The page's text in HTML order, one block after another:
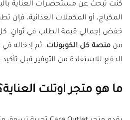
كنت تبحث عن مستحضرات العناية
المكياج، أو المكملات الغذائية، فإن
خفض إجمالي قيمة الطلب في ثوانٍ.
من منصة كل الكوبونات، ثم إدخاله
الدفع للاستفادة من التوفير قبل
ما هو متجر اوتلت